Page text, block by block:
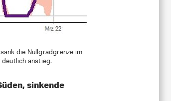
die Nullgradgrenze im
anstieg.
sinkende